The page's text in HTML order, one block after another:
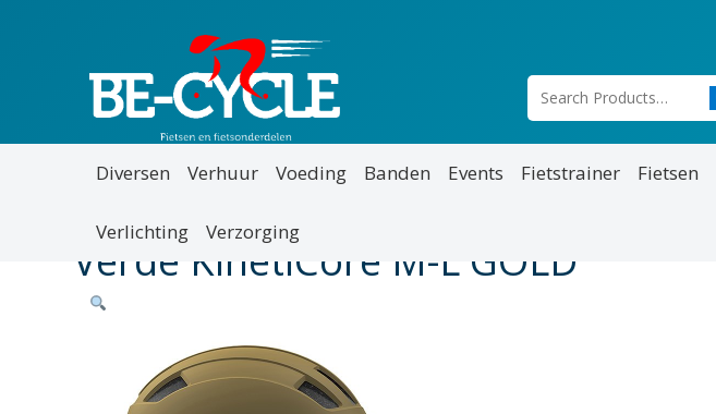
Diversen Verhuur Voeding Banden Events Fietstrainer Fietsen
Verlichting Verzorging
Verde KinetiCore M-L GOLD